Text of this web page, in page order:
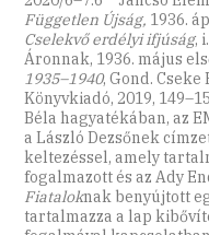
Független Újság, 1936.
Cselekvő erdélyi ifjúság,
Áronnak, 1936. május
1935–1940, Gond.
Könyvkiadó, 2019,
Béla hagyatékában, az
a László Dezsőnek
keltezéssel, amely
fogalmazott és az Ady
Fiataloknak benyújtott
tartalmazza a lap